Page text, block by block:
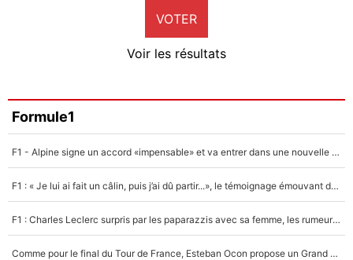
Faris Moumbagna
4%
Un autre joueur
5%
VOTER
Voir les résultats
Formule1
F1 - Alpine signe un accord «impensable» et va entrer dans une nouvelle dimension : Grande nouvelle pour Pierre Gasly !
F1 : « Je lui ai fait un câlin, puis j’ai dû partir...», le témoignage émouvant de Max Verstappen sur sa fille
F1 : Charles Leclerc surpris par les paparazzis avec sa femme, les rumeurs étaient vraies !
Comme pour le final du Tour de France, Esteban Ocon propose un Grand Prix de Formule 1 à Paris : «Autour de l’Arc de Triomphe, ce serait génial» !